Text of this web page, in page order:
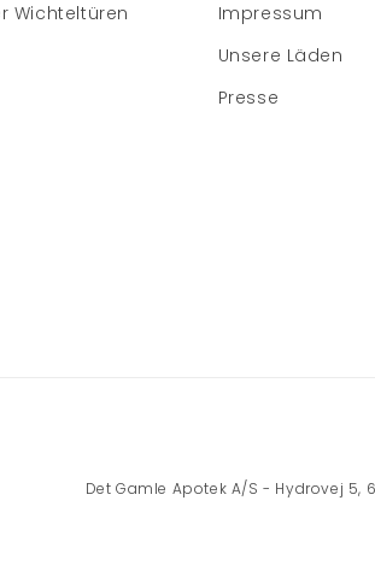
Wichteltüren
Impressum
Unsere Läden
Presse
Det Gamle Apotek A/S - Hydrovej 5,